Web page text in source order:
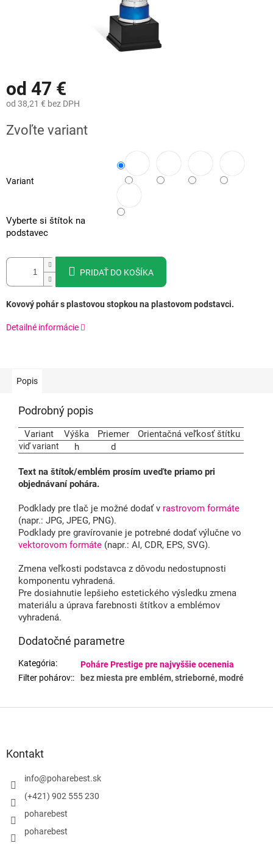
od 47 €
od 38,21 € bez DPH
cena:
Zvoľte variant
Variant
Vyberte si štítok na
podstavec
PRIDAŤ DO KOŠÍKA
Kovový pohár s plastovou stopkou na plastovom podstavci.
Detailné informácie
Popis
Podrobný popis
Variant Výška Priemer Orientačná veľkosť štítku
viď variant h d
Text na štítok/emblém prosím uveďte priamo pri
objednávaní pohára.
Podklady pre tlač je možné dodať v rastrovom formáte
(napr.: JPG, JPEG, PNG).
Podklady pre gravírovanie je potrebné dodať výlučne vo
vektorovom formáte (napr.: AI, CDR, EPS, SVG).
Zmena veľkosti podstavca z dôvodu nedostupnosti
komponentu vyhradená.
Pre dosiahnutie lepšieho estetického výsledku zmena
materiálu a úprava farebnosti štítkov a emblémov
vyhradená.
Dodatočné parametre
Kategória:
Poháre Prestige pre najvyššie ocenenia
Filter pohárov:: bez miesta pre emblém, strieborné, modré
Kontakt
info@poharebest.sk
(+421) 902 555 230
poharebest
poharebest